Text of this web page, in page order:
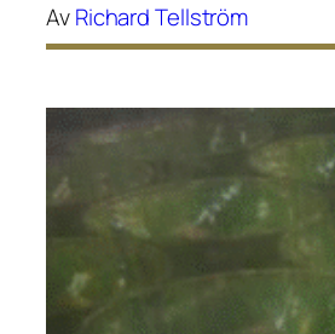
AvRichard Tellström